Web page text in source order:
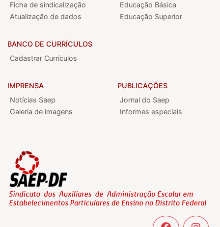
Ficha de sindicalização
Atualização de dados
BANCO DE CURRÍCULOS
Cadastrar Currículos
Educação Básica
Educação Superior
IMPRENSA
Notícias Saep
Galeria de imagens
PUBLICAÇÕES
Jornal do Saep
Informes especiais